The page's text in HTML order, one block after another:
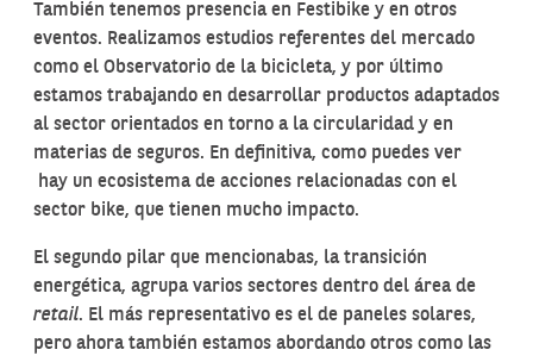
También tenemos presencia en Festibike y en otros
eventos. Realizamos estudios referentes del mercado
como el Observatorio de la bicicleta, y por último
estamos trabajando en desarrollar productos adaptados
al sector orientados en torno a la circularidad y en
materias de seguros. En definitiva, como puedes ver
hay un ecosistema de acciones relacionadas con el
sector bike, que tienen mucho impacto.
El segundo pilar que mencionabas, la transición
energética, agrupa varios sectores dentro del área de
retail. El más representativo es el de paneles solares,
pero ahora también estamos abordando otros como las